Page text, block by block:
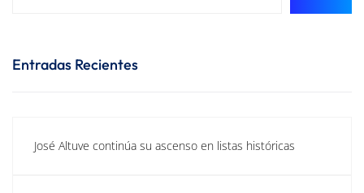
Entradas Recientes
José Altuve continúa su ascenso en listas históricas